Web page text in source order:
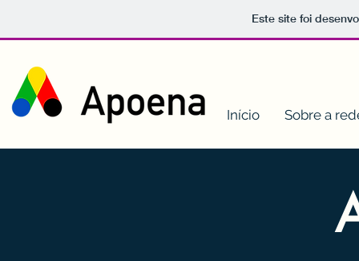
Este site foi
Início Sobre a